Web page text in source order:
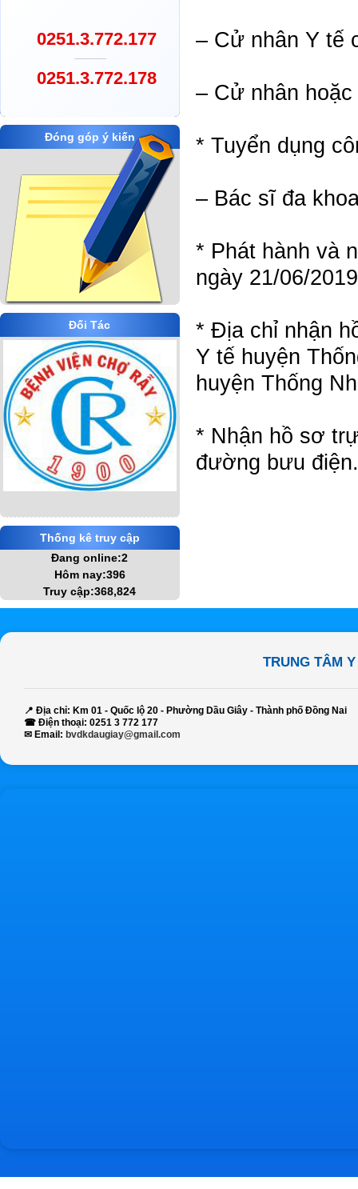
– Cử nhân Y tế
– Cử nhân
* Tuyển dụng
– Bác sĩ đa
* Phát hành và
ngày 21/06/2019
* Địa chỉ nhận
Y tế huyện
huyện Thống
* Nhận hồ sơ
đường bưu điện.
0251.3.772.177
0251.3.772.178
Đóng góp ý kiến
Đối Tác
Thống kê truy cập
Đang online:2
Hôm nay:396
Truy cập:368,824
TRUNG TÂM
📍 Địa chỉ: Km 01 - Quốc lộ 20 - Phường Dầu Giây - Thành phố Đồng Nai
☎ Điện thoại: 0251 3 772 177
✉ Email: bvdkdaugiay@gmail.com